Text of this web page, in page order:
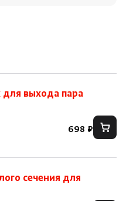
выхода пара
698 ₽
сечения для